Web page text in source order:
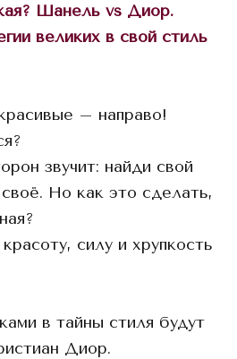
Шанель vs Диор.
великих в свой стиль
– направо!
звучит: найди свой
своё. Но как это сделать,
силу и хрупкость
в тайны стиля будут
Диор.